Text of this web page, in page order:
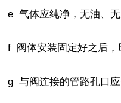
e 气体应纯净，无油、无
f 阀体安装固定好之后，
g 与阀连接的管路孔口应